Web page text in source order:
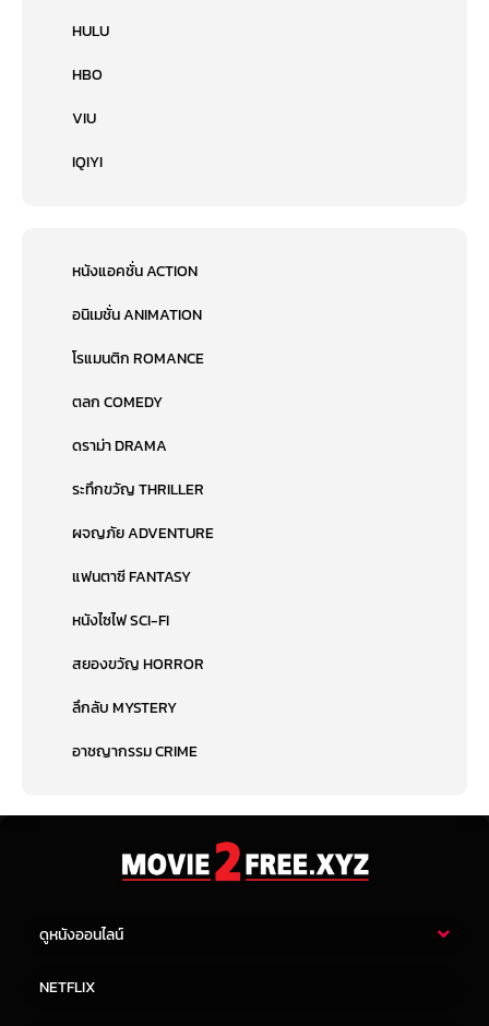
HULU
HBO
VIU
IQIYI
หนังแอคชั่น ACTION
อนิเมชั่น ANIMATION
โรแมนติก ROMANCE
ตลก COMEDY
ดราม่า DRAMA
ระทึกขวัญ THRILLER
ผจญภัย ADVENTURE
แฟนตาซี FANTASY
หนังไซไฟ SCI-FI
สยองขวัญ HORROR
ลึกลับ MYSTERY
อาชญากรรม CRIME
ดูหนังออนไลน์
NETFLIX